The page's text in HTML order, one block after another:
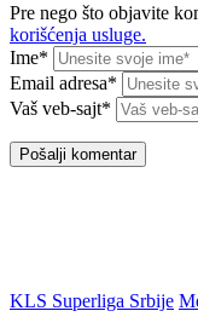
Pre nego što objavite
korišćenja usluge.
Ime*
Email adresa*
Vaš veb-sajt*
KLS Superliga Srbije